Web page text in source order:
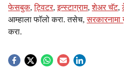
फेसबुक,ट्विटर,इन्स्टाग्राम,शेअर चॅट,
आम्हाला फॉलो करा. तसेच,
करा.